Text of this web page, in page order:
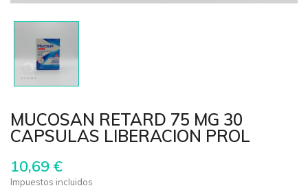
MUCOSAN RETARD 75 MG 30
CAPSULAS LIBERACION PROL
10,69 €
Impuestos incluidos